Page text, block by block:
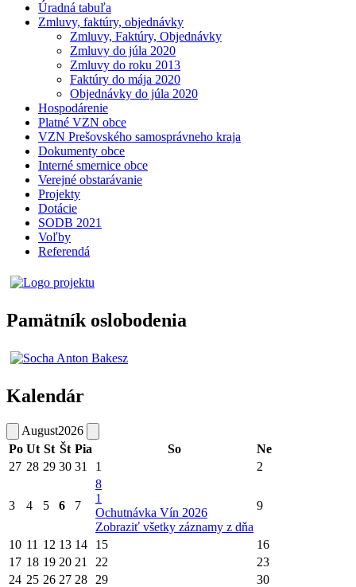
Úradná tabuľa
Zmluvy, faktúry, objednávky
Zmluvy, Faktúry, Objednávky
Zmluvy do júla 2020
Zmluvy do roku 2013
Faktúry do mája 2020
Objednávky do júla 2020
Hospodárenie
Platné VZN obce
VZN Prešovského samosprávneho kraja
Dokumenty obce
Interné smernice obce
Verejné obstarávanie
Projekty
Dotácie
SODB 2021
Voľby
Referendá
Pamätník oslobodenia
Kalendár
August2026
Po Ut St Št Pia So
Ne
27 28 29 30 31 1 2
3 4 5 6 7
8
1
Ochutnávka Vín 2026
Zobraziť všetky záznamy z dňa
9
10 11 12 13 14 15
16
17 18 19 20 21 22
23
24 25 26 27 28 29
30